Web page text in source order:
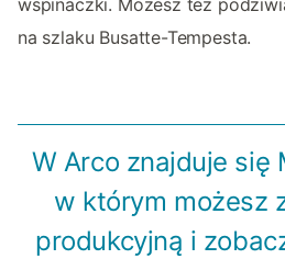
wspinaczki. Możesz też
na szlaku Busatte-Tempesta.
W Arco znajduje się
w którym możesz
produkcyjną i